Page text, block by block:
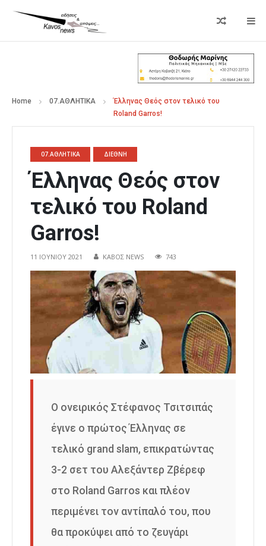
Home 07.ΑΘΛΗΤΙΚΑ
Έλληνας Θεός στον τελικό του
Roland Garros!
07.ΑΘΛΗΤΙΚΑ ΔΙΕΘΝΗ
Έλληνας Θεός στον
τελικό του Roland
Garros!
11 ΙΟΥΝΊΟΥ 2021 ΚΑΒΟΣ NEWS 743
Ο ονειρικός Στέφανος Τσιτσιπάς
έγινε ο πρώτος Έλληνας σε
τελικό grand slam, επικρατώντας
3-2 σετ του Αλεξάντερ Ζβέρεφ
στο Roland Garros και πλέον
περιμένει τον αντίπαλό του, που
θα προκύψει από το ζευγάρι